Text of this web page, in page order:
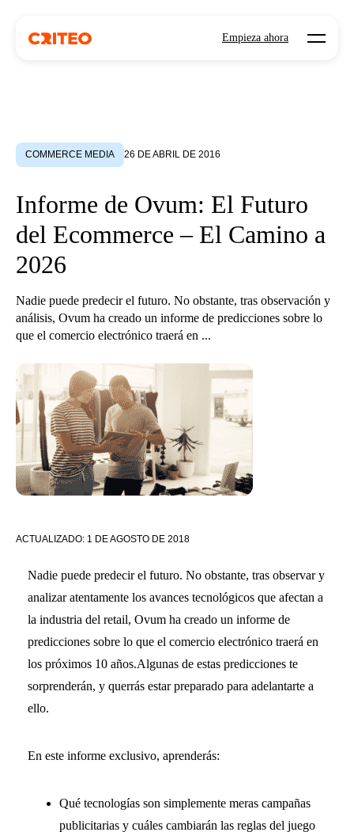
Empieza ahora Open
COMMERCE MEDIA 26 DE ABRIL DE 2016
Informe de Ovum: El Futuro
del Ecommerce – El Camino a
2026
Nadie puede predecir el futuro. No obstante, tras observación y
análisis, Ovum ha creado un informe de predicciones sobre lo
que el comercio electrónico traerá en ...
ACTUALIZADO: 1 DE AGOSTO DE 2018
Nadie puede predecir el futuro. No obstante, tras observar y
analizar atentamente los avances tecnológicos que afectan a
la industria del retail, Ovum ha creado un informe de
predicciones sobre lo que el comercio electrónico traerá en
los próximos 10 años.Algunas de estas predicciones te
sorprenderán, y querrás estar preparado para adelantarte a
ello.
En este informe exclusivo, aprenderás:
Qué tecnologías son simplemente meras campañas
publicitarias y cuáles cambiarán las reglas del juego